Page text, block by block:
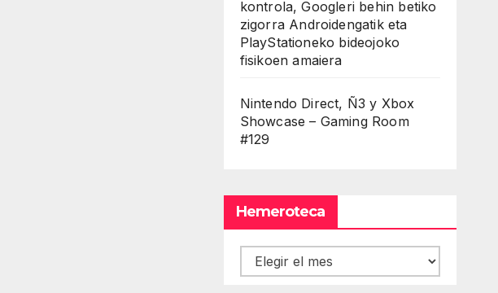
kontrola, Googleri behin betiko
zigorra Androidengatik eta
PlayStationeko bideojoko
fisikoen amaiera
Nintendo Direct, Ñ3 y Xbox
Showcase – Gaming Room
#129
Hemeroteca
Hemeroteca